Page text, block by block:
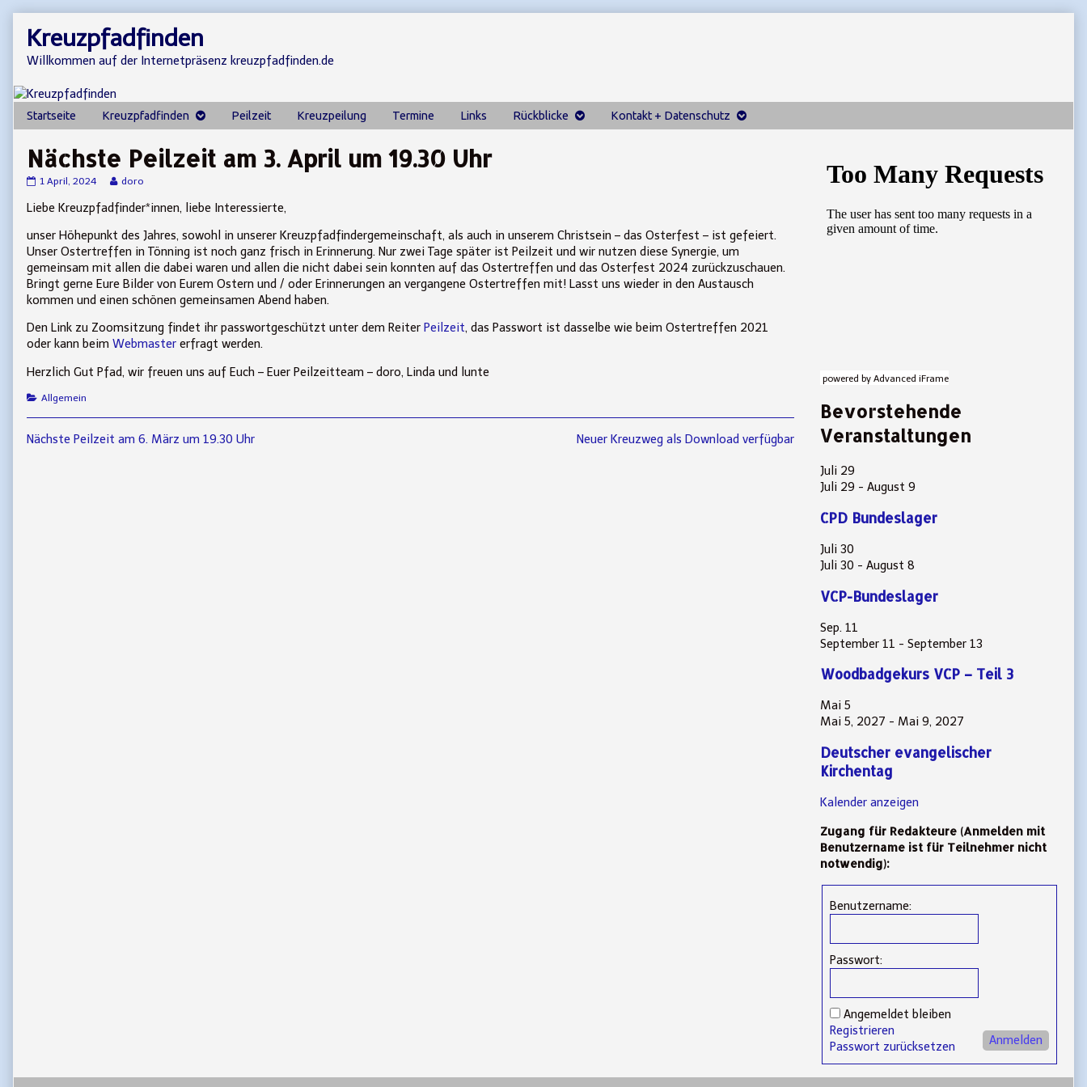
content
Kreuzpfadfinden
Willkommen auf der Internetpräsenz kreuzpfadfinden.de
Startseite Kreuzpfadfinden Peilzeit Kreuzpeilung Termine Links Rückblicke Kontakt + Datenschutz
Nächste Peilzeit am 3. April um 19.30 Uhr
Nächste
am
April
19.30
Uhr
published
on
1 April, 2024
Read
posts
the
author
of
Nächste
Peilzeit
am
April
um
19.30
doro
Liebe Kreuzpfadfinder*innen, liebe Interessierte,
unser Höhepunkt des Jahres, sowohl in unserer Kreuzpfadfindergemeinschaft, als auch in unserem Christsein – das Osterfest – ist gefeiert.
Unser Ostertreffen in Tönning ist noch ganz frisch in Erinnerung. Nur zwei Tage später ist Peilzeit und wir nutzen diese Synergie, um
gemeinsam mit allen die dabei waren und allen die nicht dabei sein konnten auf das Ostertreffen und das Osterfest 2024 zurückzuschauen.
Bringt gerne Eure Bilder von Eurem Ostern und / oder Erinnerungen an vergangene Ostertreffen mit! Lasst uns wieder in den Austausch
kommen und einen schönen gemeinsamen Abend haben.
Den Link zu Zoomsitzung findet ihr passwortgeschützt unter dem Reiter Peilzeit, das Passwort ist dasselbe wie beim Ostertreffen 2021
oder kann beim Webmaster erfragt werden.
Herzlich Gut Pfad, wir freuen uns auf Euch – Euer Peilzeitteam – doro, Linda und lunte
Categories
Allgemein
Beitragsnavigation
Previous
Nächste Peilzeit am 6. März um 19.30 Uhr
Next
Neuer Kreuzweg als Download verfügbar
Sidebar
powered by Advanced iFrame
Bevorstehende
Veranstaltungen
Juli 29
Juli 29 - August 9
CPD Bundeslager
Juli 30
Juli 30 - August 8
VCP-Bundeslager
Sep. 11
September 11 - September 13
Woodbadgekurs VCP – Teil 3
Mai 5
Mai 5, 2027 - Mai 9, 2027
Deutscher evangelischer
Kirchentag
Kalender anzeigen
Zugang für Redakteure (Anmelden mit
Benutzername ist für Teilnehmer nicht
notwendig):
Benutzername:
Passwort:
Angemeldet bleiben
Anmelden
Registrieren
Passwort zurücksetzen